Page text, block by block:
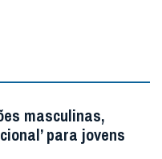
masculinas,
para jovens